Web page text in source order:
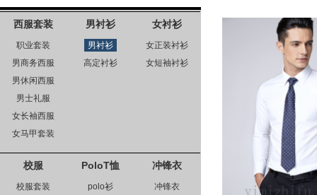
西服套装
职业套装
男商务西服
男休闲西服
男士礼服
女长袖西服
女马甲套装
男衬衫
男衬衫
高定衬衫
女衬衫
女正装衬衫
女短袖衬衫
校服
校服套装
PoloT恤
polo衫
冲锋衣
冲锋衣